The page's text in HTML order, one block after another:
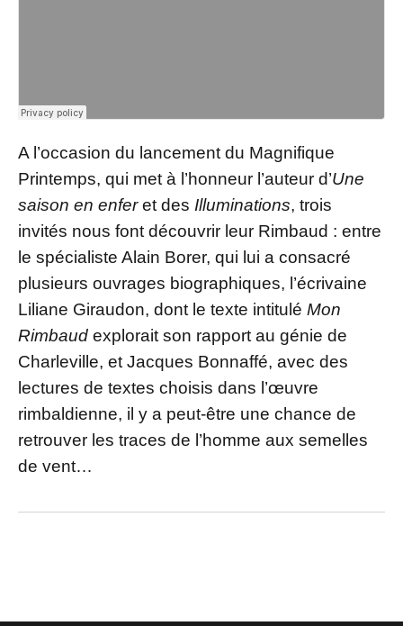
A l’occasion du lancement du Magnifique
Printemps, qui met à l’honneur l’auteur d’Une
saison en enferet des Illuminations, trois
invités nous font découvrir leur Rimbaud : entre
le spécialiste Alain Borer, qui lui a consacré
plusieurs ouvrages biographiques, l’écrivaine
Liliane Giraudon, dont le texte intitulé Mon
Rimbaud explorait son rapport au génie de
Charleville, et Jacques Bonnaffé, avec des
lectures de textes choisis dans l’œuvre
rimbaldienne, il y a peut-être une chance de
retrouver les traces de l’homme aux semelles
de vent…